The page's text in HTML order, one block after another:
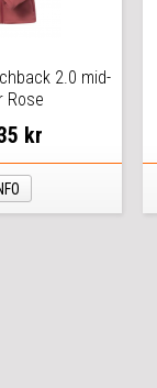
2.0 mid-
Rose
kr